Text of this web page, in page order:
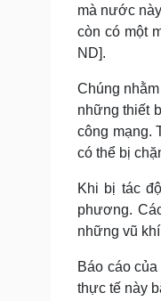
mà nước
còn có một
ND].
Chúng
những thiết
công mạng.
có thể bị
Khi bị tác
phương.
những vũ
Báo cáo
thực tế này